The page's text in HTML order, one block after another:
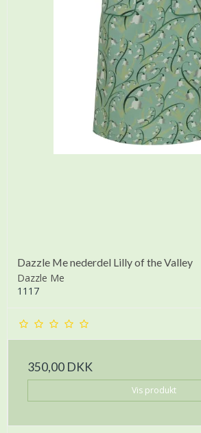
Dazzle Me nederdel Lilly of the Valley
Dazzle Me
1117
350,00 DKK
Vis produkt